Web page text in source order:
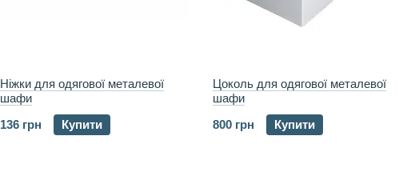
Ніжки для одягової металевої
шафи
136 грн
Купити
Цоколь для одягової металевої
шафи
800 грн
Купити